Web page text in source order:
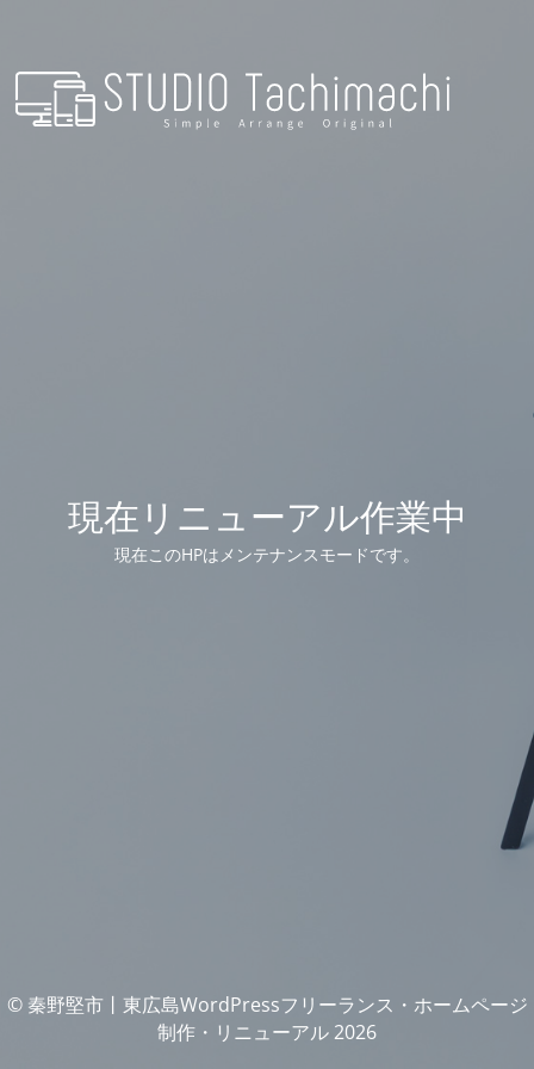
現在リニューアル作業中
現在このHPはメンテナンスモードです。
© 秦野堅市丨東広島WordPressフリーランス・ホームページ
制作・リニューアル 2026